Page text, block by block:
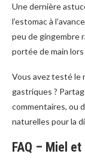
Une dernière
l’estomac à
peu de gingembre
portée de main
Vous avez testé le
gastriques ?
commentaires, ou
naturelles pour la
FAQ – Miel